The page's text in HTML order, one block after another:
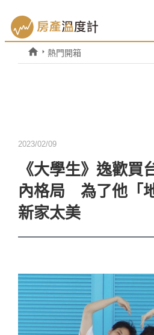
熱門開箱
2023/02/09
《大學生》逸歡買
內格局 為了他「
新家太美